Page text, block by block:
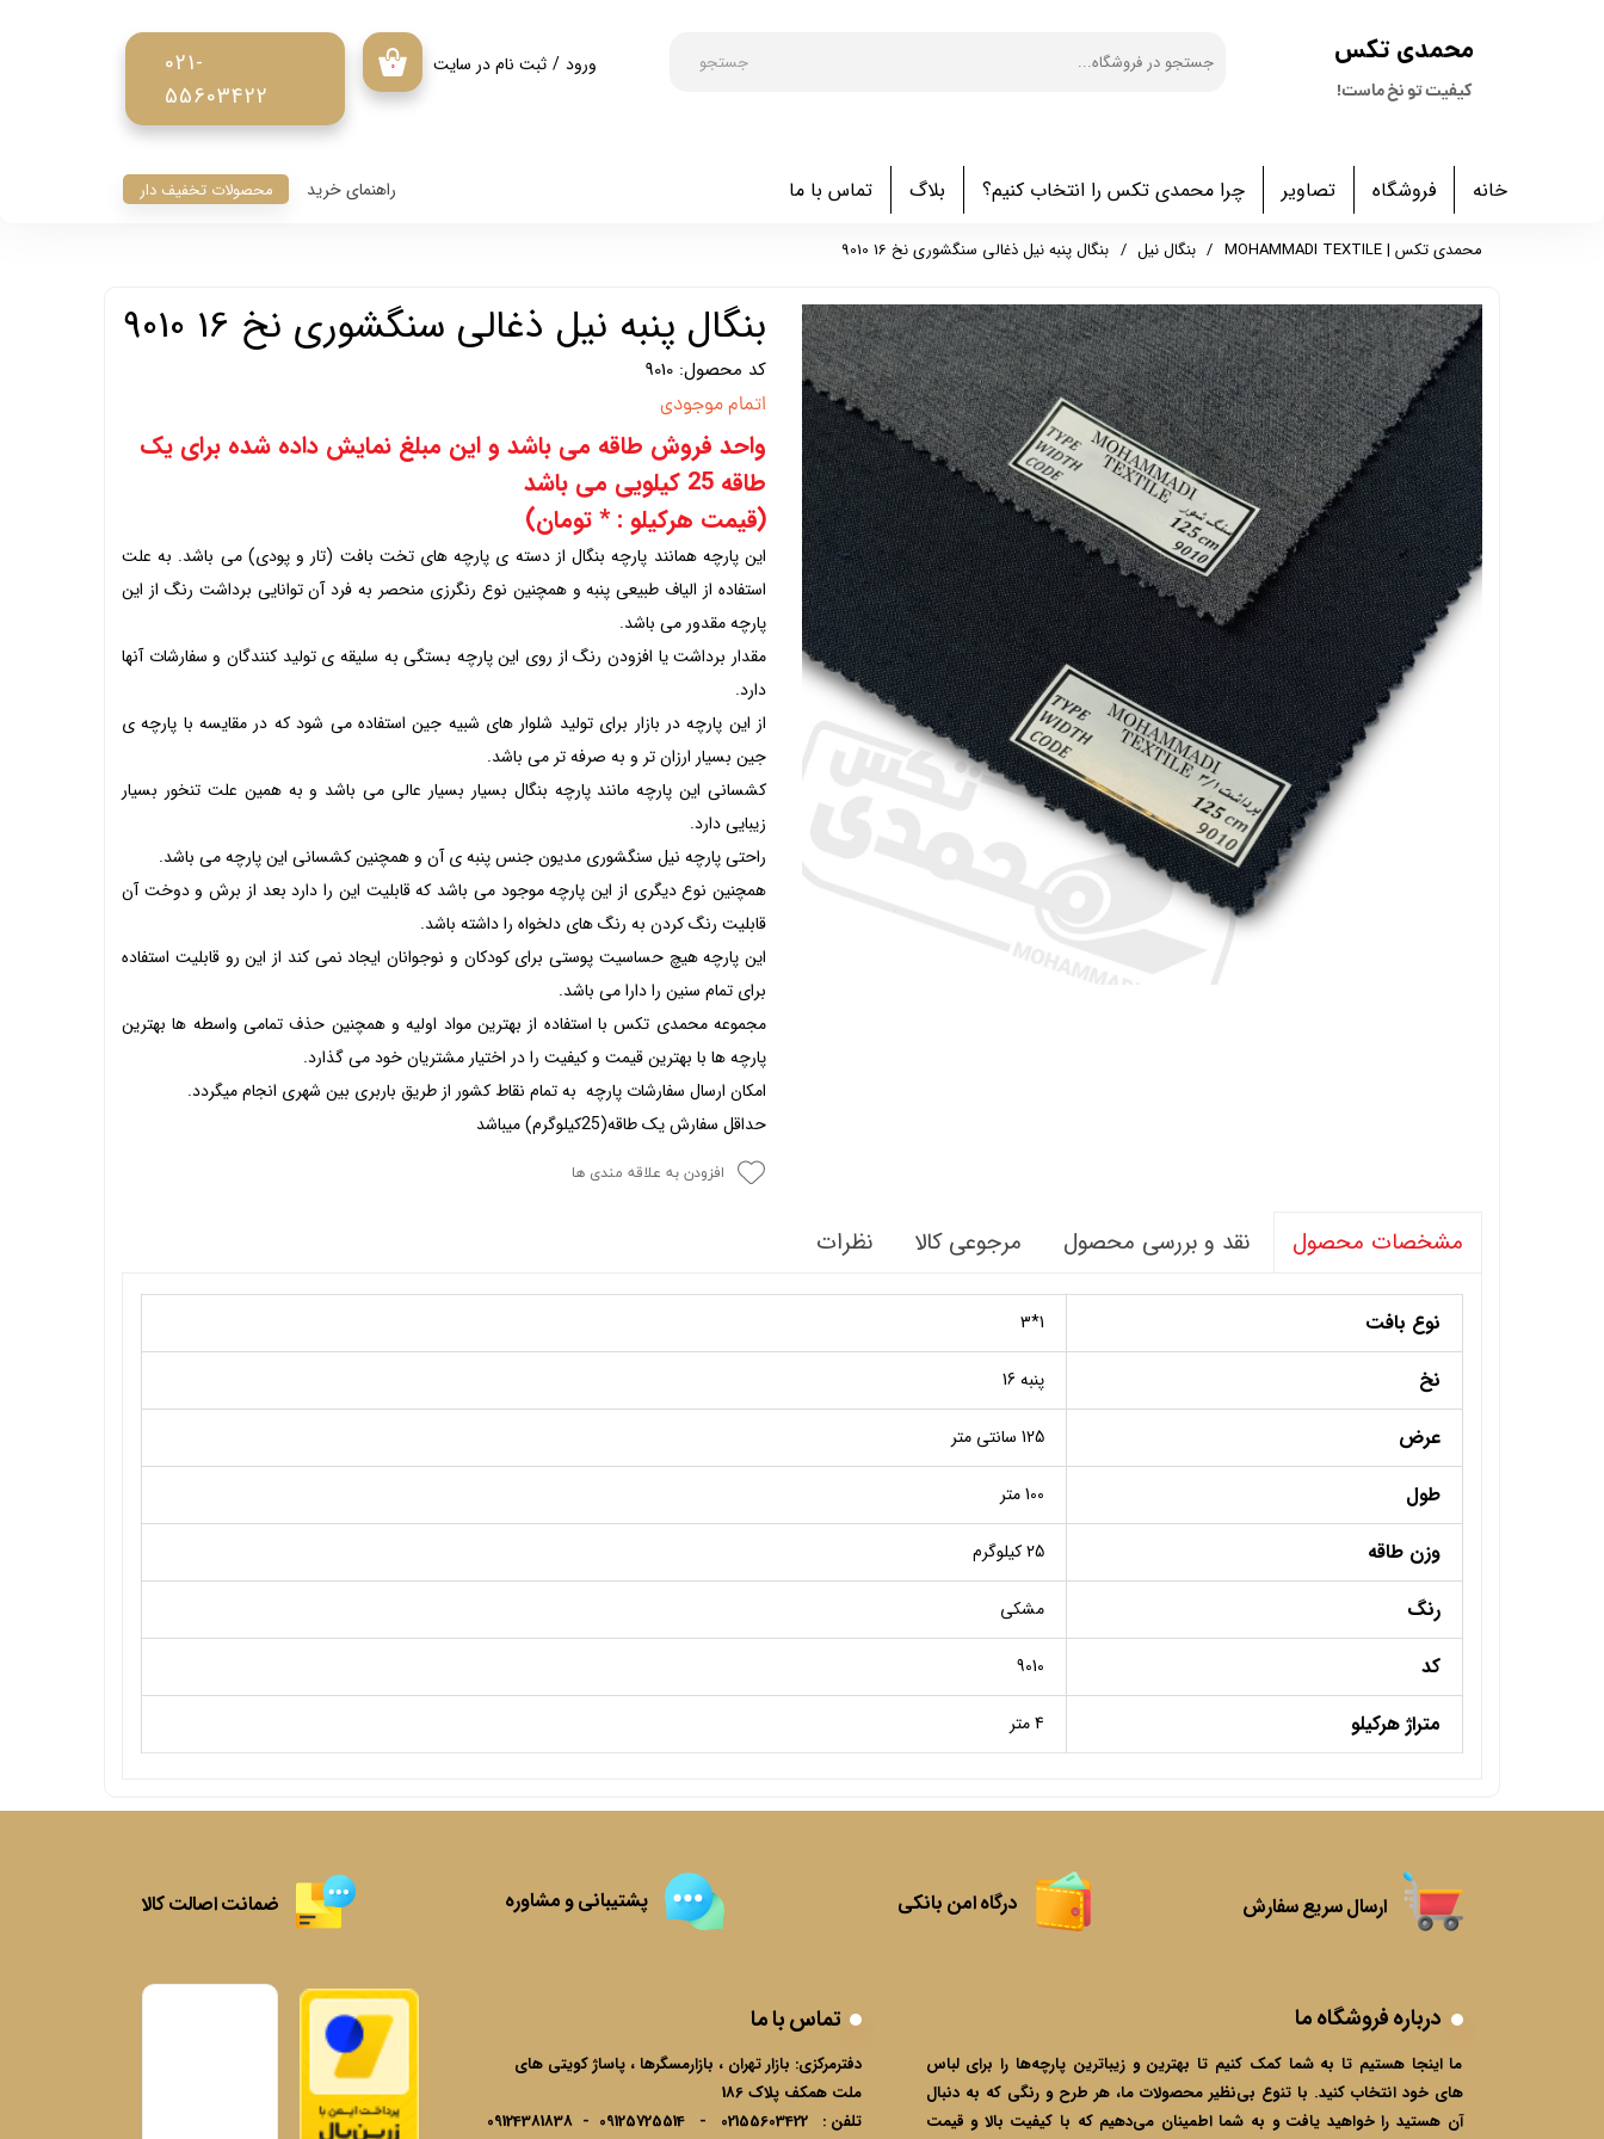
​محمدی تکس
کیفیت تو نخ ماست!
021-
55603422
جستجو ۰ ورود / ثبت نام در سایت
خانه فروشگاه تصاویر چرا محمدی تکس را انتخاب کنیم؟ بلاگ تماس با ما محصولات تخفیف دار راهنمای خرید
محمدی تکس | MOHAMMADI TEXTILE بنگال نیل بنگال پنبه نیل ذغالی سنگشوری نخ 16 9010
بنگال پنبه نیل ذغالی سنگشوری نخ 16 9010
کد محصول: 9010
اتمام موجودی
واحد فروش طاقه می باشد و این مبلغ نمایش داده شده برای یک
طاقه 25 کیلویی می باشد
(قیمت هرکیلو : * تومان)
این پارچه همانند پارچه بنگال از دسته ی پارچه های تخت بافت (تار و پودی) می باشد. به علت
استفاده از الیاف طبیعی پنبه و همچنین نوع رنگرزی منحصر به فرد آن توانایی برداشت رنگ از این
پارچه مقدور می باشد.
مقدار برداشت یا افزودن رنگ از روی این پارچه بستگی به سلیقه ی تولید کنندگان و سفارشات آنها
دارد.
از این پارچه در بازار برای تولید شلوار های شبیه جین استفاده می شود که در مقایسه با پارچه ی
جین بسیار ارزان تر و به صرفه تر می باشد.
کشسانی این پارچه مانند پارچه بنگال بسیار بسیار عالی می باشد و به همین علت تنخور بسیار
زیبایی دارد.
راحتی پارچه نیل سنگشوری مدیون جنس پنبه ی آن و همچنین کشسانی این پارچه می باشد.
همچنین نوع دیگری از این پارچه موجود می باشد که قابلیت این را دارد بعد از برش و دوخت آن
قابلیت رنگ کردن به رنگ های دلخواه را داشته باشد.
این پارچه هیچ حساسیت پوستی برای کودکان و نوجوانان ایجاد نمی کند از این رو قابلیت استفاده
برای تمام سنین را دارا می باشد.
مجموعه محمدی تکس با استفاده از بهترین مواد اولیه و همچنین حذف تمامی واسطه ها بهترین
پارچه ها با بهترین قیمت و کیفیت را در اختیار مشتریان خود می گذارد.
امکان ارسال سفارشات پارچه به تمام نقاط کشور از طریق باربری بین شهری انجام میگردد.
حداقل سفارش یک طاقه(25کیلوگرم) میباشد
افزودن به علاقه مندی ها
مشخصات محصول نقد و بررسی محصول مرجوعی کالا نظرات
نوع بافت 1*3
نخ پنبه 16
عرض 125 سانتی متر
طول 100 متر
وزن طاقه 25 کیلوگرم
رنگ مشکی
کد 9010
متراژ هرکیلو 4 متر
ارسال سریع سفارش
درباره فروشگاه ما
ما اینجا هستیم تا به شما کمک کنیم تا بهترین و زیباترین پارچه‌ها را برای لباس
های خود انتخاب کنید. با تنوع بی‌نظیر محصولات ما، هر طرح و رنگی که به دنبال
آن هستید را خواهید یافت و به شما اطمینان می‌دهیم که با کیفیت بالا و قیمت
تماس با ما
دفترمرکزی: بازار تهران ، بازارمسگرها ، پاساژ کویتی های
ملت همکف پلاک 186
تلفن : 02155603422 - 09125725514 - 09124381838
درگاه امن بانکی پشتیبانی و مشاوره ضمانت اصالت کالا